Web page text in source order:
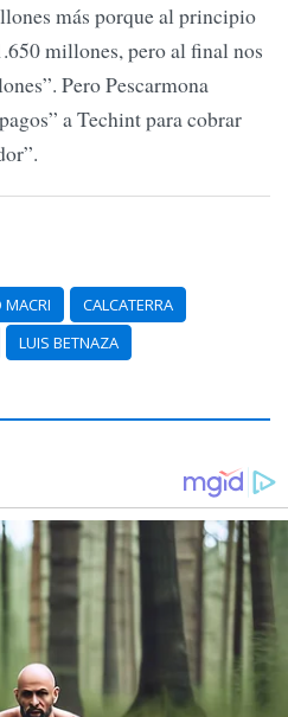
más porque al principio
millones, pero al final nos
Pero Pescarmona
a Techint para cobrar
MACRI
CALCATERRA
LUIS BETNAZA